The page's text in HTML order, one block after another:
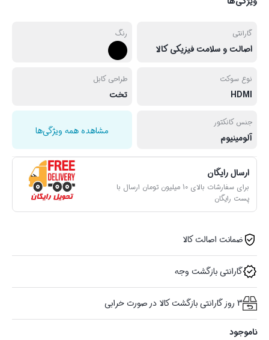
گارانتی
اصالت و سلامت فیزیکی کالا
رنگ
نوع سوکت
HDMI
طراحی کابل
تخت
جنس کانکتور
آلومینیوم
مشاهده همه ویژگی‌ها
ارسال رایگان
برای سفارشات بالای 10 میلیون تومان ارسال با
پست رایگان
ضمانت اصالت کالا
گارانتی بازگشت وجه
3 روز گارانتی بازگشت کالا در صورت خرابی
ناموجود